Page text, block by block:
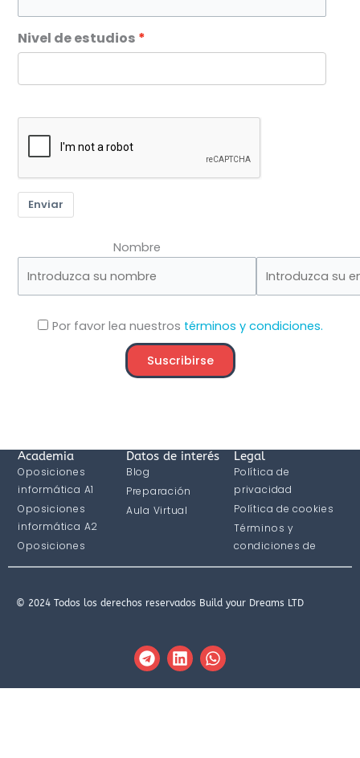
Nivel de estudios
Enviar
Nombre
Por favor lea nuestros términos y condiciones.
Academia
Oposiciones
informática A1
Oposiciones
informática A2
Oposiciones
informática C1
Datos de interés
Blog
Preparación
Aula Virtual
Legal
Política de
privacidad
Política de cookies
Términos y
condiciones de
compra
© 2024 Todos los derechos reservados Build your Dreams LTD
T
e
l
L
i
n
W
h
a